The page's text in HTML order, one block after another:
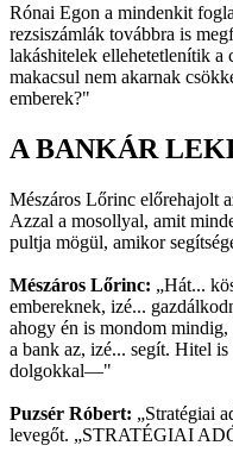
Rónai Egon a mindenkit
rezsiszámlák továbbra is
lakáshitelek ellehetetlenítik a
makacsul nem akarnak
emberek?"
A BANKÁR
Mészáros Lőrinc előrehajolt
Azzal a mosollyal, amit
pultja mögül, amikor
Mészáros Lőrinc: „Hát...
embereknek, izé...
ahogy én is mondom
a bank az, izé... segít. Hitel
dolgokkal—"
Puzsér Róbert: „Stratégiai
levegőt. „STRATÉGIAI